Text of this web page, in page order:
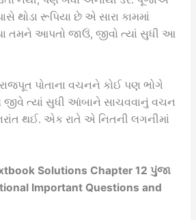
થોડા રૂપિયા છે એ સારા કામમાં
તમને આપતો જાઉં, જીવો ત્યાં સુધી આ
પોતાના વચનને કોઈ પણ ભોગે
જીવે ત્યાં સુધી આંબાને સાચવવાનું વચન
થઈ. એક રાતે એ નિતની લગનીમાં
Solutions Chapter 12 પુંજા
Important Questions and